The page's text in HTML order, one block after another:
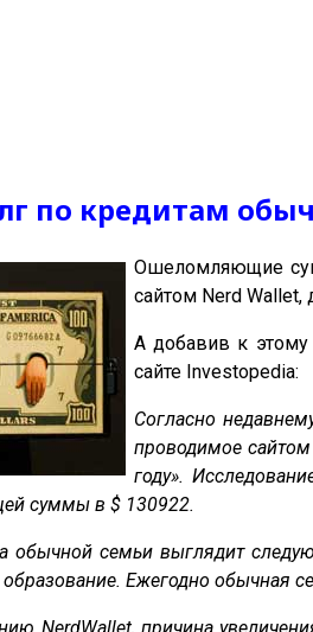
по кредитам
Ошеломляющие
сайтом Nerd Wallet,
А добавив к этому
сайте Investopedia:
Согласно
проводимое сайтом
году».
суммы в $ 130922.
обычной семьи выглядит
Ежегодно обычная